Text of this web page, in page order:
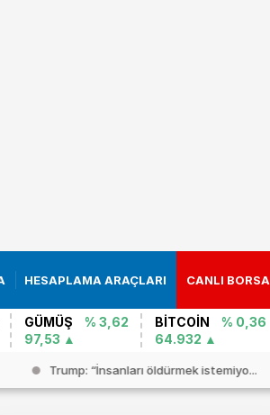
HESAPLAMA ARAÇLARI CANLI BORSA
GÜMÜŞ
% 3,62
97,53
BİTCOİN
% 0,36
64.932
Trump: “İnsanları öldürmek istemiyo...